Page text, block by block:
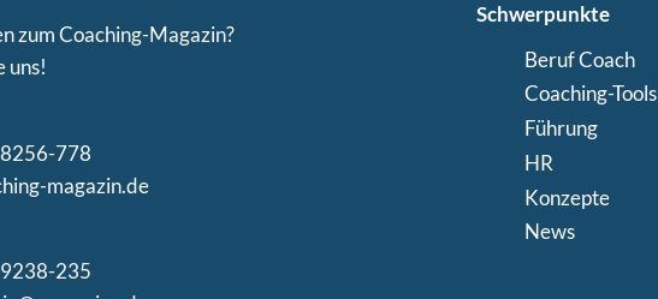
zum Coaching-Magazin?
uns!
778
magazin.de
9238-235
Schwerpunkte
Beruf Coach
Coaching-Tools
Führung
HR
Konzepte
News